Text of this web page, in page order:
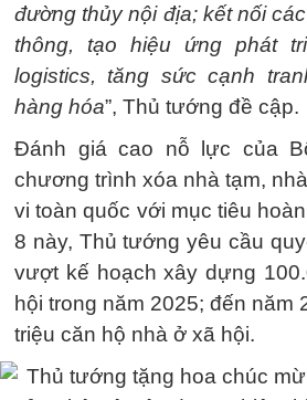
đường thủy nội địa; kết nối
thông, tạo hiệu ứng phát
logistics, tăng sức cạnh
hàng hóa”, Thủ tướng đề cập.
Đánh giá cao nỗ lực của
chương trình xóa nhà tạm,
vi toàn quốc với mục tiêu
8 này, Thủ tướng yêu cầu
vượt kế hoạch xây dựng
hội trong năm 2025; đến năm
triệu căn hộ nhà ở xã hội.